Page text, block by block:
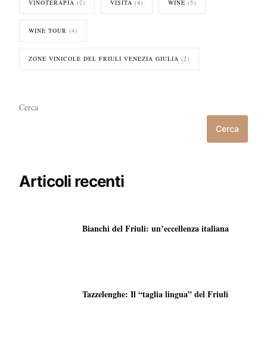
VINOTERAPIA (2) VISITA (4) WINE (5)
WINE TOUR (4)
ZONE VINICOLE DEL FRIULI VENEZIA GIULIA (2)
Cerca
Cerca
Articoli recenti
Bianchi del Friuli: un’eccellenza italiana
Tazzelenghe: Il “taglia lingua” del Friuli